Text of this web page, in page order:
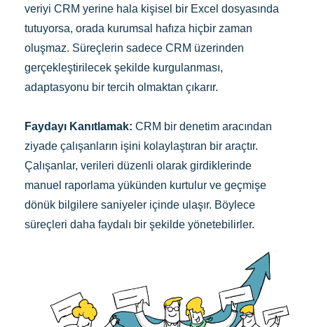
veriyi CRM yerine hala kişisel bir Excel dosyasında
tutuyorsa, orada kurumsal hafıza hiçbir zaman
oluşmaz. Süreçlerin sadece CRM üzerinden
gerçekleştirilecek şekilde kurgulanması,
adaptasyonu bir tercih olmaktan çıkarır.
Faydayı Kanıtlamak: CRM bir denetim aracından
ziyade çalışanların işini kolaylaştıran bir araçtır.
Çalışanlar, verileri düzenli olarak girdiklerinde
manuel raporlama yükünden kurtulur ve geçmişe
dönük bilgilere saniyeler içinde ulaşır. Böylece
süreçleri daha faydalı bir şekilde yönetebilirler.